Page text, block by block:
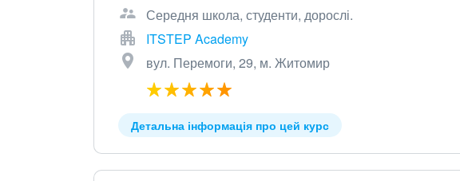
Середня школа, студенти, дорослі.
ITSTEP Academy
вул. Перемоги, 29, м. Житомир
Детальна інформація про цей курс